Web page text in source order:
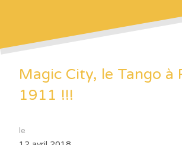
Magic City, le Tango à
1911 !!!
le